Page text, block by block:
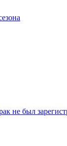
не был